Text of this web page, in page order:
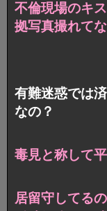
不倫現場のキ
拠写真撮れて
有難迷惑では
なの？
毒見と称して
居留守してる